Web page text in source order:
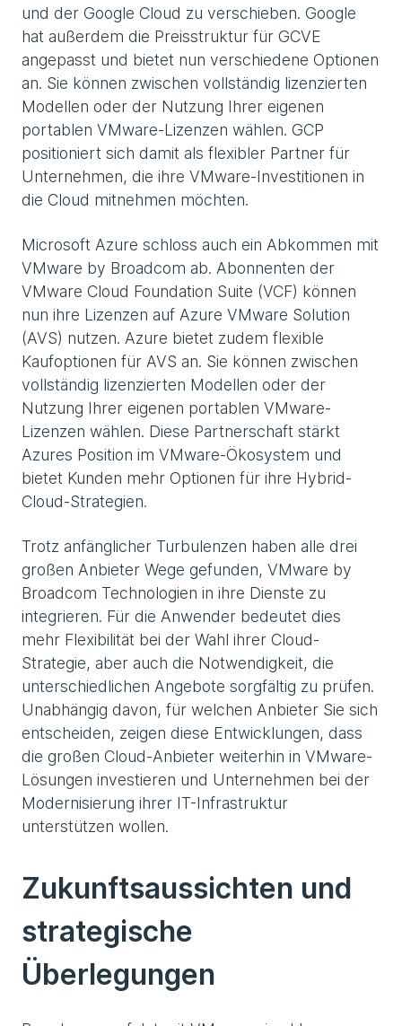
und der Google Cloud zu verschieben. Google
hat außerdem die Preisstruktur für GCVE
angepasst und bietet nun verschiedene Optionen
an. Sie können zwischen vollständig lizenzierten
Modellen oder der Nutzung Ihrer eigenen
portablen VMware-Lizenzen wählen. GCP
positioniert sich damit als flexibler Partner für
Unternehmen, die ihre VMware-Investitionen in
die Cloud mitnehmen möchten.
Microsoft Azure schloss auch ein Abkommen mit
VMware by Broadcom ab. Abonnenten der
VMware Cloud Foundation Suite (VCF) können
nun ihre Lizenzen auf Azure VMware Solution
(AVS) nutzen. Azure bietet zudem flexible
Kaufoptionen für AVS an. Sie können zwischen
vollständig lizenzierten Modellen oder der
Nutzung Ihrer eigenen portablen VMware-
Lizenzen wählen. Diese Partnerschaft stärkt
Azures Position im VMware-Ökosystem und
bietet Kunden mehr Optionen für ihre Hybrid-
Cloud-Strategien.
Trotz anfänglicher Turbulenzen haben alle drei
großen Anbieter Wege gefunden, VMware by
Broadcom Technologien in ihre Dienste zu
integrieren. Für die Anwender bedeutet dies
mehr Flexibilität bei der Wahl ihrer Cloud-
Strategie, aber auch die Notwendigkeit, die
unterschiedlichen Angebote sorgfältig zu prüfen.
Unabhängig davon, für welchen Anbieter Sie sich
entscheiden, zeigen diese Entwicklungen, dass
die großen Cloud-Anbieter weiterhin in VMware-
Lösungen investieren und Unternehmen bei der
Modernisierung ihrer IT-Infrastruktur
unterstützen wollen.
Zukunftsaussichten und
strategische
Überlegungen